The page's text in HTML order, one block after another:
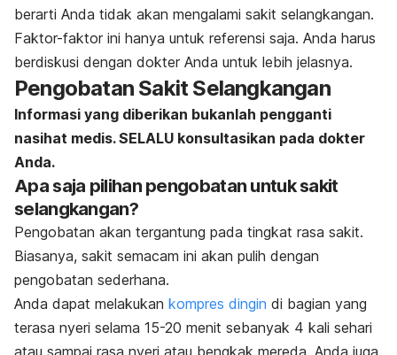
berarti Anda tidak akan mengalami sakit selangkangan.
Faktor-faktor ini hanya untuk referensi saja. Anda harus
berdiskusi dengan dokter Anda untuk lebih jelasnya.
Pengobatan Sakit Selangkangan
Informasi yang diberikan bukanlah pengganti
nasihat medis. SELALU konsultasikan pada dokter
Anda.
Apa saja pilihan pengobatan untuk sakit
selangkangan?
Pengobatan akan tergantung pada tingkat rasa sakit.
Biasanya, sakit semacam ini akan pulih dengan
pengobatan sederhana.
Anda dapat melakukan kompres dingin di bagian yang
terasa nyeri selama 15-20 menit sebanyak 4 kali sehari
atau sampai rasa nyeri atau bengkak mereda. Anda juga